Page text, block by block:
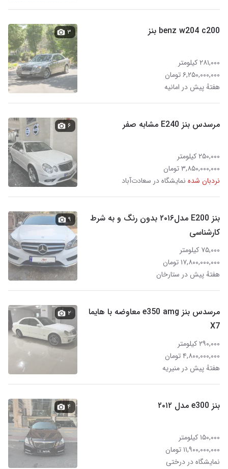
benz w204 c200 بنز
۲۸۱,۰۰۰ کیلومتر
۶,۲۵۰,۰۰۰,۰۰۰ تومان
هفتهٔ پیش در امانیه
۳
مرسدس بنز E240 مشابه صفر
۲۵۰,۰۰۰ کیلومتر
۳,۸۵۰,۰۰۰,۰۰۰ تومان
نردبان شده نمایشگاه در سعادت‌آباد
۶
بنز E200 مدل۲۰۱۶ بدون رنگ و به شرط
کارشناسی
۷۵,۰۰۰ کیلومتر
۱۷,۸۰۰,۰۰۰,۰۰۰ تومان
هفتهٔ پیش در ستارخان
۹
مرسدس بنز e350 amg معاوضه با هایما
X7
۲۹۰,۰۰۰ کیلومتر
۴,۸۰۰,۰۰۰,۰۰۰ تومان
هفتهٔ پیش در منیریه
۲
بنز e300 مدل ۲۰۱۲
۱۵۰,۰۰۰ کیلومتر
۱۱,۹۰۰,۰۰۰,۰۰۰ تومان
نمایشگاه در درختی
۴